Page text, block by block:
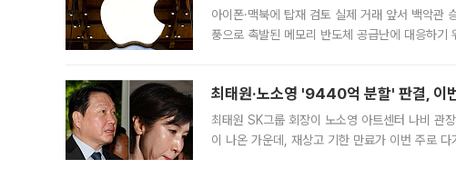
아이폰·맥북에 탑재 검토 실제 거래 앞서 백악관
풍으로 촉발된 메모리 반도체 공급난에 대응하
최태원·노소영 '9440억 분할' 판결, 이
최태원 SK그룹 회장이 노소영 아트센터 나비 관
이 나온 가운데, 재상고 기한 만료가 이번 주로